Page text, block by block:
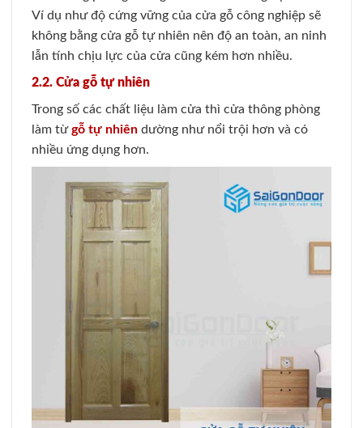
Ví dụ như độ cứng vững của cửa gỗ công nghiệp sẽ
không bằng cửa gỗ tự nhiên nên độ an toàn, an ninh
lẫn tính chịu lực của cửa cũng kém hơn nhiều.
2.2. Cửa gỗ tự nhiên
Trong số các chất liệu làm cửa thì cửa thông phòng
làm từgỗ tự nhiên dường như nổi trội hơn và có
nhiều ứng dụng hơn.